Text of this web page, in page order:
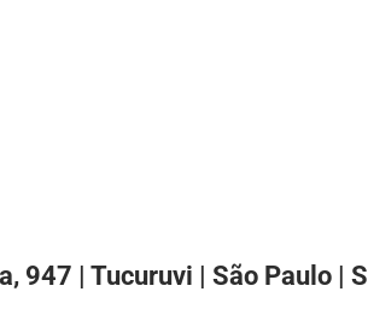
947 | Tucuruvi | São Paulo |